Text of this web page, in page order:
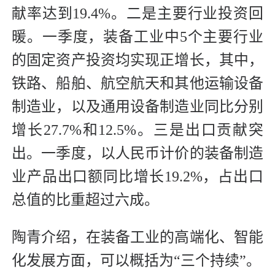
献率达到19.4%。二是主要行业投资回
暖。一季度，装备工业中5个主要行业
的固定资产投资均实现正增长，其中，
铁路、船舶、航空航天和其他运输设备
制造业，以及通用设备制造业同比分别
增长27.7%和12.5%。三是出口贡献突
出。一季度，以人民币计价的装备制造
业产品出口额同比增长19.2%，占出口
总值的比重超过六成。
陶青介绍，在装备工业的高端化、智能
化发展方面，可以概括为“三个持续”。